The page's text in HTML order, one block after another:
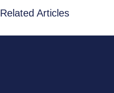
Related Articles